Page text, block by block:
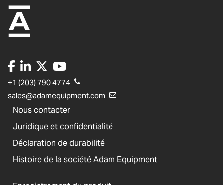
+1 (203) 790 4774
sales@adamequipment.com
Nous contacter
Juridique et confidentialité
Déclaration de durabilité
Histoire de la société Adam Equipment